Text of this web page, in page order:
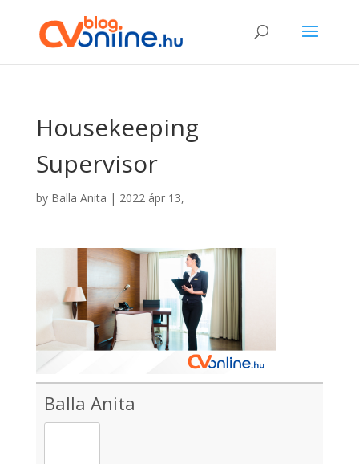
Housekeeping
Supervisor
by Balla Anita | 2022 ápr 13,
Balla Anita